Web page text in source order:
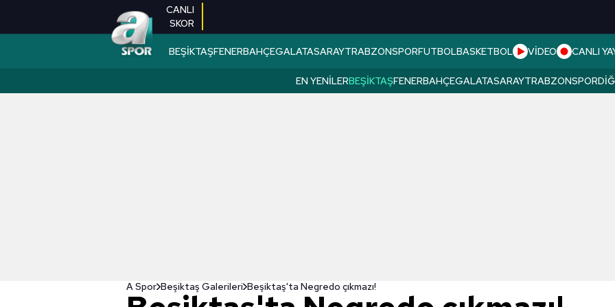
CANLI
SKOR
BEŞİKTAŞFENERBAHÇEGALATASARAYTRABZONSPORFUTBOLBASKETBOL VİDEO CANLI
EN YENILERBEŞIKTAŞFENERBAHÇEGALATASARAYTRABZONSPOR
A Spor Beşiktaş Galerileri Beşiktaş'ta Negredo çıkmazı!